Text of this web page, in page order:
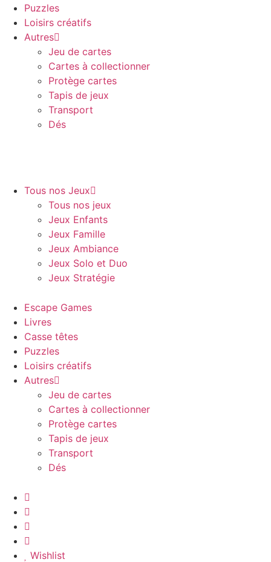
Puzzles
Loisirs créatifs
Autres
Jeu de cartes
Cartes à collectionner
Protège cartes
Tapis de jeux
Transport
Dés
Tous nos Jeux
Tous nos jeux
Jeux Enfants
Jeux Famille
Jeux Ambiance
Jeux Solo et Duo
Jeux Stratégie
Escape Games
Livres
Casse têtes
Puzzles
Loisirs créatifs
Autres
Jeu de cartes
Cartes à collectionner
Protège cartes
Tapis de jeux
Transport
Dés
Wishlist